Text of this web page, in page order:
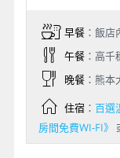
早餐：飯店
午餐：高千
晚餐：熊本
住宿： 百選
房間免費WI-FI》